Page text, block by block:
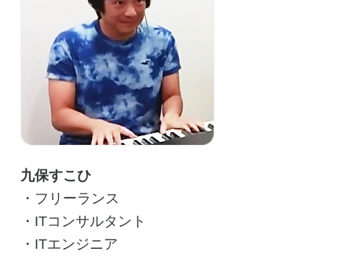
九保すこひ
・フリーランス
・ITコンサルタント
・ITエンジニア